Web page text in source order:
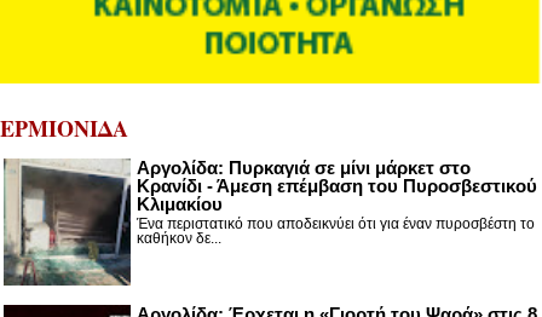
ΕΡΜΙΟΝΙΔΑ
Αργολίδα: Πυρκαγιά σε μίνι μάρκετ στο
Κρανίδι - Άμεση επέμβαση του Πυροσβεστικού
Κλιμακίου
Ένα περιστατικό που αποδεικνύει ότι για έναν πυροσβέστη το
καθήκον δε...